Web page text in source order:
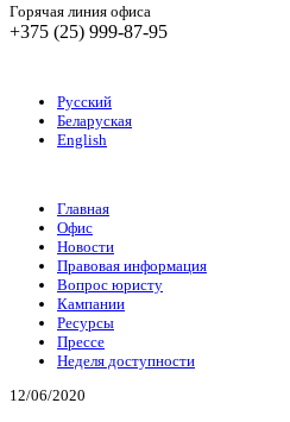
Горячая линия офиса
+375 (25) 999-87-95
Русский
Беларуская
English
Главная
Офис
Новости
Правовая информация
Вопрос юристу
Кампании
Ресурсы
Прессе
Неделя доступности
12/06/2020